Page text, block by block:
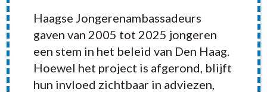
Haagse Jongerenambassadeurs
gaven van 2005 tot 2025 jongeren
een stem in het beleid van Den Haag.
Hoewel het project is afgerond, blijft
hun invloed zichtbaar in adviezen,